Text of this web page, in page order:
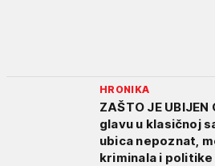
HRONIKA
ZAŠTO JE
glavu u klasičnoj
ubica nepoznat,
kriminala i politike